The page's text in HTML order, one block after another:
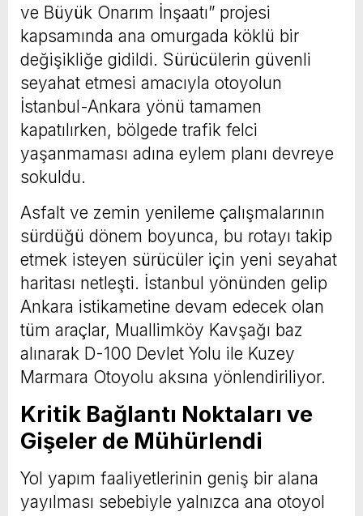
ve Büyük Onarım İnşaatı” projesi
kapsamında ana omurgada köklü bir
değişikliğe gidildi. Sürücülerin güvenli
seyahat etmesi amacıyla otoyolun
İstanbul-Ankara yönü tamamen
kapatılırken, bölgede trafik felci
yaşanmaması adına eylem planı devreye
sokuldu.
Asfalt ve zemin yenileme çalışmalarının
sürdüğü dönem boyunca, bu rotayı takip
etmek isteyen sürücüler için yeni seyahat
haritası netleşti. İstanbul yönünden gelip
Ankara istikametine devam edecek olan
tüm araçlar, Muallimköy Kavşağı baz
alınarak D-100 Devlet Yolu ile Kuzey
Marmara Otoyolu aksına yönlendiriliyor.
Kritik Bağlantı Noktaları ve
Gişeler de Mühürlendi
Yol yapım faaliyetlerinin geniş bir alana
yayılması sebebiyle yalnızca ana otoyol